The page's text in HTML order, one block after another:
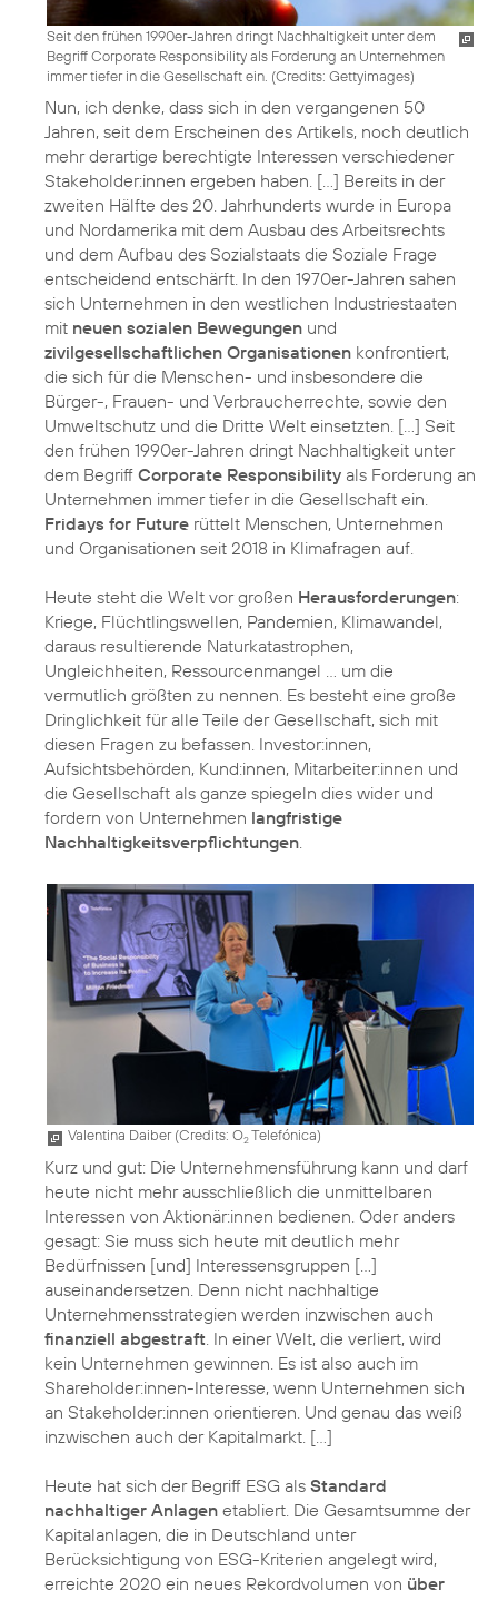
Seit den frühen 1990er-Jahren dringt Nachhaltigkeit unter dem
Begriff Corporate Responsibility als Forderung an Unternehmen
immer tiefer in die Gesellschaft ein. (Credits: Gettyimages)
Nun, ich denke, dass sich in den vergangenen 50
Jahren, seit dem Erscheinen des Artikels, noch deutlich
mehr derartige berechtigte Interessen verschiedener
Stakeholder:innen ergeben haben. […] Bereits in der
zweiten Hälfte des 20. Jahrhunderts wurde in Europa
und Nordamerika mit dem Ausbau des Arbeitsrechts
und dem Aufbau des Sozialstaats die Soziale Frage
entscheidend entschärft. In den 1970er-Jahren sahen
sich Unternehmen in den westlichen Industriestaaten
mit neuen sozialen Bewegungen und
zivilgesellschaftlichen Organisationen konfrontiert,
die sich für die Menschen- und insbesondere die
Bürger-, Frauen- und Verbraucherrechte, sowie den
Umweltschutz und die Dritte Welt einsetzten. […] Seit
den frühen 1990er-Jahren dringt Nachhaltigkeit unter
dem Begriff Corporate Responsibility als Forderung an
Unternehmen immer tiefer in die Gesellschaft ein.
Fridays for Future rüttelt Menschen, Unternehmen
und Organisationen seit 2018 in Klimafragen auf.
Heute steht die Welt vor großen Herausforderungen:
Kriege, Flüchtlingswellen, Pandemien, Klimawandel,
daraus resultierende Naturkatastrophen,
Ungleichheiten, Ressourcenmangel … um die
vermutlich größten zu nennen. Es besteht eine große
Dringlichkeit für alle Teile der Gesellschaft, sich mit
diesen Fragen zu befassen. Investor:innen,
Aufsichtsbehörden, Kund:innen, Mitarbeiter:innen und
die Gesellschaft als ganze spiegeln dies wider und
fordern von Unternehmen langfristige
Nachhaltigkeitsverpflichtungen
Valentina Daiber (Credits: O2Telefónica)
Kurz und gut: Die Unternehmensführung kann und darf
heute nicht mehr ausschließlich die unmittelbaren
Interessen von Aktionär:innen bedienen. Oder anders
gesagt: Sie muss sich heute mit deutlich mehr
Bedürfnissen [und] Interessensgruppen […]
auseinandersetzen. Denn nicht nachhaltige
Unternehmensstrategien werden inzwischen auch
finanziell abgestraft. In einer Welt, die verliert, wird
kein Unternehmen gewinnen. Es ist also auch im
Shareholder:innen-Interesse, wenn Unternehmen sich
an Stakeholder:innen orientieren. Und genau das weiß
inzwischen auch der Kapitalmarkt. […]
Heute hat sich der Begriff ESG als Standard
nachhaltiger Anlagen etabliert. Die Gesamtsumme der
Kapitalanlagen, die in Deutschland unter
Berücksichtigung von ESG-Kriterien angelegt wird,
erreichte 2020 ein neues Rekordvolumen von über